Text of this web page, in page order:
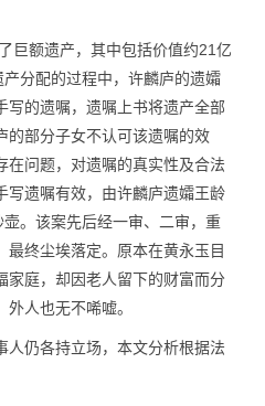
巨额遗产，其中包括价值约21亿
分配的过程中，许麟庐的遗孀
写的遗嘱，遗嘱上书将遗产全部
的部分子女不认可该遗嘱的效
在问题，对遗嘱的真实性及合法
写遗嘱有效，由许麟庐遗孀王龄
。该案先后经一审、二审，重
终尘埃落定。原本在黄永玉目
家庭，却因老人留下的财富而分
人也无不唏嘘。
人仍各持立场，本文分析根据法